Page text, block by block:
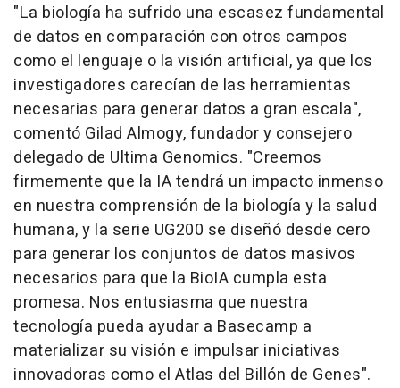
"La biología ha sufrido una escasez fundamental
de datos en comparación con otros campos
como el lenguaje o la visión artificial, ya que los
investigadores carecían de las herramientas
necesarias para generar datos a gran escala",
comentó Gilad Almogy, fundador y consejero
delegado de Ultima Genomics. "Creemos
firmemente que la IA tendrá un impacto inmenso
en nuestra comprensión de la biología y la salud
humana, y la serie UG200 se diseñó desde cero
para generar los conjuntos de datos masivos
necesarios para que la BioIA cumpla esta
promesa. Nos entusiasma que nuestra
tecnología pueda ayudar a Basecamp a
materializar su visión e impulsar iniciativas
innovadoras como el Atlas del Billón de Genes".